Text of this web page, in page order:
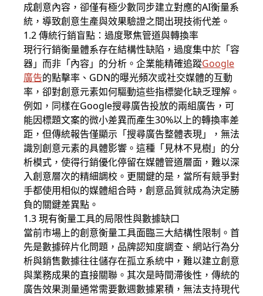
成創意內容，卻僅有極少數同步建立對應的AI衡量系
統，導致創意生產與效果驗證之間出現技術代差。
1.2 傳統行銷盲點：過度聚焦管道與轉換率
現行行銷衡量體系存在結構性缺陷，過度集中於「容
器」而非「內容」的分析。企業能精確追蹤Google
廣告的點擊率、GDN的曝光頻次或社交媒體的互動
率，卻對創意元素如何驅動這些指標變化缺乏理解。
例如，同樣在Google搜尋廣告投放的兩組廣告，可
能因標題文案的微小差異而產生30%以上的轉換率差
距，但傳統報告僅顯示「搜尋廣告整體表現」，無法
識別創意元素的具體影響。這種「見林不見樹」的分
析模式，使得行銷優化停留在媒體管道層面，難以深
入創意層次的精細調校。更關鍵的是，當所有競爭對
手都使用相似的媒體組合時，創意品質就成為決定勝
負的關鍵差異點。
1.3 現有衡量工具的局限性與數據缺口
當前市場上的創意衡量工具面臨三大結構性限制。首
先是數據碎片化問題，品牌認知度調查、網站行為分
析與銷售數據往往儲存在孤立系統中，難以建立創意
與業務成果的直接關聯。其次是時間滯後性，傳統的
廣告效果測量通常需要數週數據累積，無法支持現代